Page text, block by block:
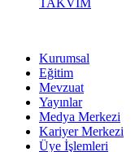
Kurumsal
Eğitim
Mevzuat
Yayınlar
Medya Merkezi
Kariyer Merkezi
Üye İşlemleri